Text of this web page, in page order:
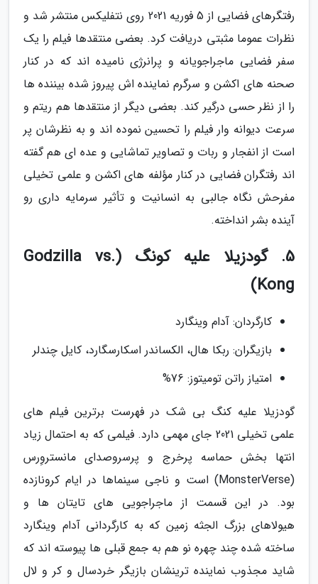
رفتگرهای فضایی از 5 فوریه 2021 روی نتفلیکس منتشر شد و
نظرات عموما مثبتی دریافت کرد. بعضی منتقدها فیلم را یک
سفر فضایی ماجراجویانه و پرانرژی نامیده اند که در کنار
صحنه های اکشن و سرگرم نماینده اش پیروز شده بیننده ها
را از نظر حسی درگیر کند. بعضی دیگر از منتقدها هم ریتم و
سرعت دیوانه وار فیلم را تحسین نموده اند و به نظرشان پر
است از انفجار و ربات و تصاویر تماشایی و عده ای هم گفته
اند رفتگران فضایی در کنار مؤلفه های اکشن و علمی تخیلی
مفرحش نگاه جالبی به انسانیت و تأثیر سرمایه داری رو
آینده بشر انداخته.
5. گودزیلا علیه کونگ (Godzilla vs.
Kong)
کارگردان: آدام وینگارد
بازیگران: ربکا هال، الکساندر اسکارسگارد، کایل چندلر
امتیاز راتن تومیتوز: 76%
گودزیلا علیه کنگ بی شک در فهرست برترین فیلم های
علمی تخیلی 2021 جای مهمی دارد. فیلمی که به احتمال زیاد
انتها بخش حماسه پرخرج و پرسروصدای مانستروِرس
(MonsterVerse) است و ناجی سینماها در ایام کرونازده
بود. در این قسمت از ماجراجویی های تایتان ها و
هیولاهای بزرگ الجثه زمین که به کارگردانی آدام وینگارد
ساخته شده چند چهره نو هم به جمع قبلی ها پیوسته اند که
شاید مجذوب نماینده ترینشان بازیگر خردسال و کر و لال